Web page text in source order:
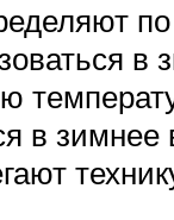
в
в зимнее